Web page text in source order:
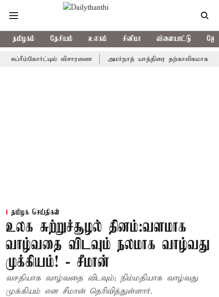
தமிழகம் தேசியம் உலகம் சினிமா விளையாட்டு
விசாரணை அமர்நாத் யாத்திரை தற்காலிகமாக நிறுத்தம்
தமிழக செய்திகள்
உலக சுற்றுச்சூழல் தினம்:வளமாக
வாழ்வதை விடவும் நலமாக வாழ்வது
முக்கியம்! - சீமான்
வசதியாக வாழ்வதை விடவும்; நிம்மதியாக வாழ்வது
முக்கியம் என சீமான் தெரிவித்துள்ளார்.